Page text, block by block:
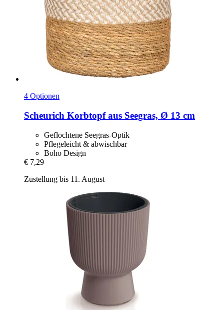
4 Optionen
Scheurich Korbtopf aus Seegras, Ø 13 cm
Geflochtene Seegras-Optik
Pflegeleicht & abwischbar
Boho Design
€ 7,29
Zustellung bis 11. August